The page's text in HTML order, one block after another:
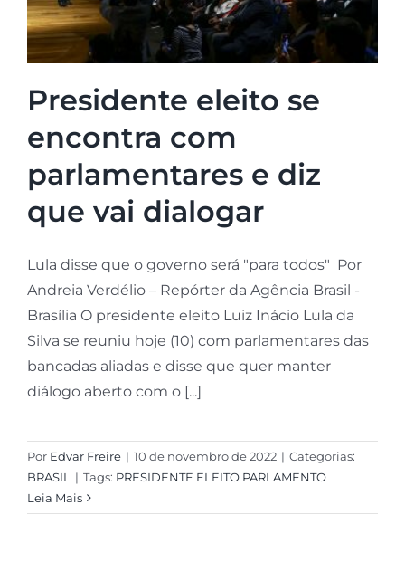
Presidente eleito se
encontra com
parlamentares e diz
que vai dialogar
Lula disse que o governo será "para todos" Por
Andreia Verdélio – Repórter da Agência Brasil -
Brasília O presidente eleito Luiz Inácio Lula da
Silva se reuniu hoje (10) com parlamentares das
bancadas aliadas e disse que quer manter
diálogo aberto com o [...]
Por Edvar Freire | 10 de novembro de 2022 | Categorias:
BRASIL | Tags: PRESIDENTE ELEITO PARLAMENTO
Leia Mais